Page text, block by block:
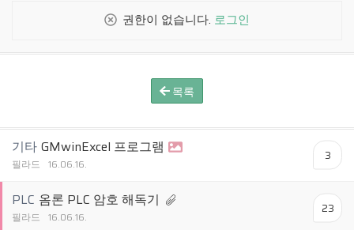
권한이 없습니다. 로그인
목록
기타 GMwinExcel 프로그램
필라드 16.06.16.
3
PLC 옴론 PLC 암호 해독기
필라드 16.06.16.
23